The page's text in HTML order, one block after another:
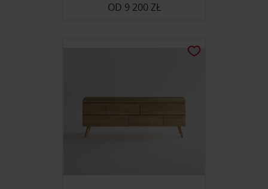
społecznościowym, reklamowym i analitycznym.
OD 9 200 ZŁ